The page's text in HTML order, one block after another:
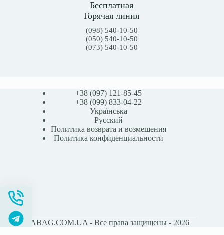
Бесплатная
Горячая линия
(098) 540-10-50
(050) 540-10-50
(073) 540-10-50
+38 (097) 121-85-45
+38 (099) 833-04-22
Українська
Русский
Политика возврата и возмещения
Политика конфиденциальности
STOMABAG.COM.UA - Все права защищены - 2026